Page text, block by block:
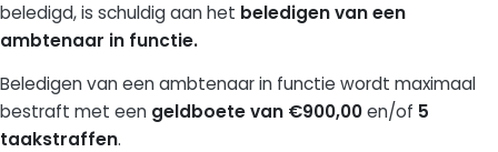
beledigd, is schuldig aan het beledigen van een
ambtenaar in functie.
Beledigen van een ambtenaar in functie wordt maximaal
bestraft met een geldboete van €900,00en/of 5
taakstraffen.